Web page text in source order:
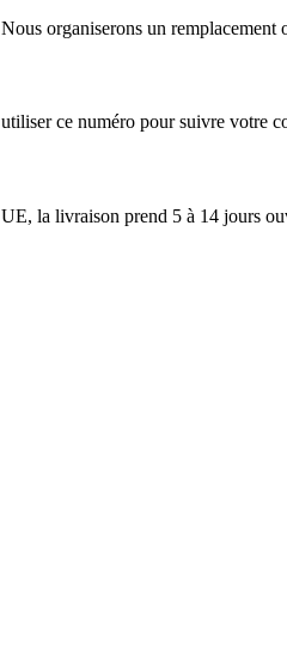
organiserons un remplacement
ce numéro pour suivre votre
la livraison prend 5 à 14 jours